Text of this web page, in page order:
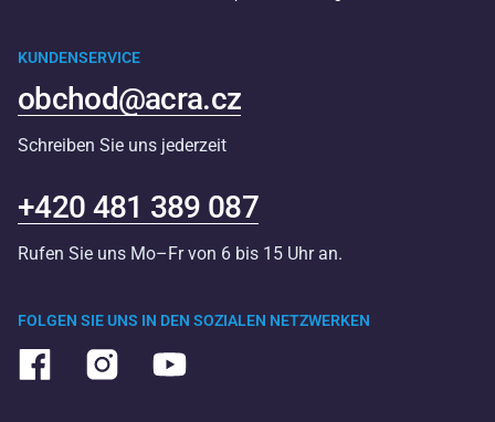
FOLGEN SIE UNS IN DEN SOZIALEN NETZWERKEN
KUNDENSERVICE
obchod@acra.cz
Schreiben Sie uns jederzeit
+420 481 389 087
Rufen Sie uns Mo–Fr von 6 bis 15 Uhr an.